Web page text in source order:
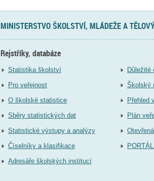
MINISTERSTVO ŠKOLSTVÍ, MLÁDEŽE A
Rejstříky, databáze
Statistika školství
Pro veřejnost
O školské statistice
Sběry statistických dat
Statistické výstupy a analýzy
Číselníky a klasifikace
Adresáře školských institucí
Důležité
Školský
Přehled
Plán